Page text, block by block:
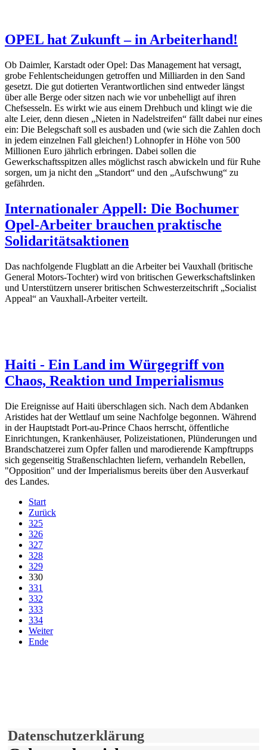
OPEL hat Zukunft – in Arbeiterhand!
Ob Daimler, Karstadt oder Opel: Das Management hat versagt,
grobe Fehlentscheidungen getroffen und Milliarden in den Sand
gesetzt. Die gut dotierten Verantwortlichen sind entweder längst
über alle Berge oder sitzen nach wie vor unbehelligt auf ihren
Chefsesseln. Es wirkt wie aus einem Drehbuch und klingt wie die
alte Leier, denn diesen „Nieten in Nadelstreifen“ fällt dabei nur eines
ein: Die Belegschaft soll es ausbaden und (wie sich die Zahlen doch
in jedem einzelnen Fall gleichen!) Lohnopfer in Höhe von 500
Millionen Euro jährlich erbringen. Dabei sollen die
Gewerkschaftsspitzen alles möglichst rasch abwickeln und für Ruhe
sorgen, um ja nicht den „Standort“ und den „Aufschwung“ zu
gefährden.
Internationaler Appell: Die Bochumer
Opel-Arbeiter brauchen praktische
Solidaritätsaktionen
Das nachfolgende Flugblatt an die Arbeiter bei Vauxhall (britische
General Motors-Tochter) wird von britischen Gewerkschaftslinken
und Unterstützern unserer britischen Schwesterzeitschrift „Socialist
Appeal“ an Vauxhall-Arbeiter verteilt.
Haiti - Ein Land im Würgegriff von
Chaos, Reaktion und Imperialismus
Die Ereignisse auf Haiti überschlagen sich. Nach dem Abdanken
Aristides hat der Wettlauf um seine Nachfolge begonnen. Während
in der Hauptstadt Port-au-Prince Chaos herrscht, öffentliche
Einrichtungen, Krankenhäuser, Polizeistationen, Plünderungen und
Brandschatzerei zum Opfer fallen und marodierende Kampftrupps
sich gegenseitig Straßenschlachten liefern, verhandeln Rebellen,
"Opposition" und der Imperialismus bereits über den Ausverkauf
des Landes.
Start
Zurück
325
326
327
328
329
330
331
332
333
334
Weiter
Ende
Datenschutzerklärung